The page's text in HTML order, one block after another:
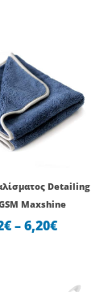
Detailing
Maxshine
€–6,20€
3,72€
6,20€